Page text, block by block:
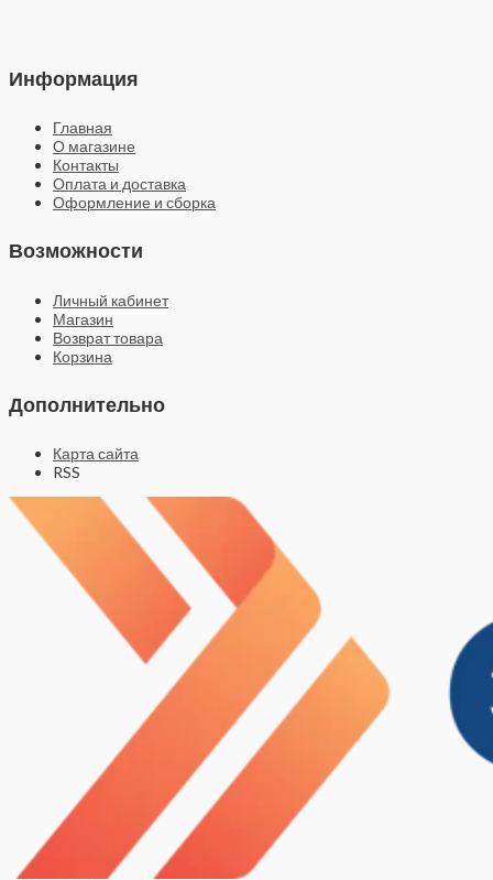
Информация
Главная
О магазине
Контакты
Оплата и доставка
Оформление и сборка
Возможности
Личный кабинет
Магазин
Возврат товара
Корзина
Дополнительно
Карта сайта
RSS